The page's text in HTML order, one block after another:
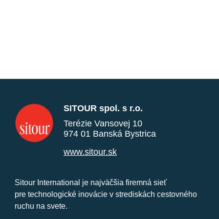
SITOUR spol. s r.o.
Terézie Vansovej 10
974 01 Banská Bystrica
www.sitour.sk
Sitour International je najväčšia firemná sieť
pre technologické inovácie v strediskách cestovného
ruchu na svete.